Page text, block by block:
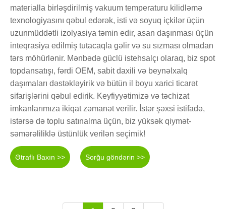
materialla birləşdirilmiş vakuum temperaturu kilidləmə
texnologiyasını qəbul edərək, isti və soyuq içkilər üçün
uzunmüddətli izolyasiya təmin edir, asan daşınması üçün
inteqrasiya edilmiş tutacaqla gəlir və su sızması olmadan
tərs möhürlənir. Mənbədə güclü istehsalçı olaraq, biz spot
topdansatışı, fərdi OEM, sabit daxili və beynəlxalq
daşımaları dəstəkləyirik və bütün il boyu xarici ticarət
sifarişlərini qəbul edirik. Keyfiyyətimizə və təchizat
imkanlarımıza ikiqat zəmanət verilir. İstər şəxsi istifadə,
istərsə də toplu satınalma üçün, biz yüksək qiymət-
səmərəliliklə üstünlük verilən seçimik!
Ətraflı Baxın >> Sorğu göndərin >>